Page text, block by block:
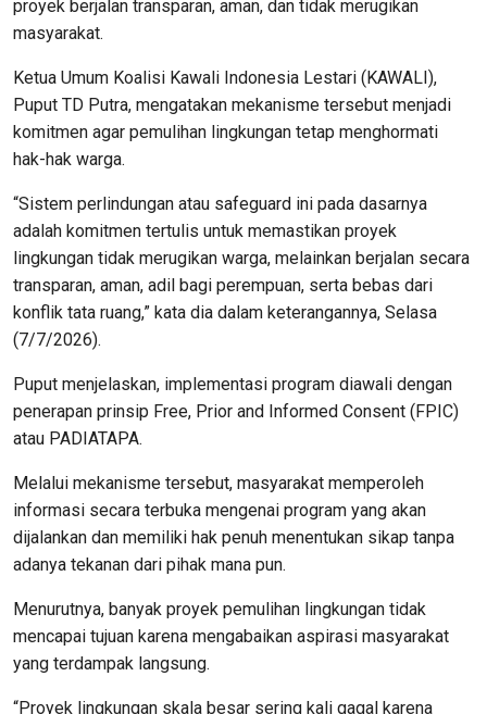
proyek berjalan transparan, aman, dan tidak merugikan
masyarakat.
Ketua Umum Koalisi Kawali Indonesia Lestari (KAWALI),
Puput TD Putra, mengatakan mekanisme tersebut menjadi
komitmen agar pemulihan lingkungan tetap menghormati
hak-hak warga.
“Sistem perlindungan atau safeguard ini pada dasarnya
adalah komitmen tertulis untuk memastikan proyek
lingkungan tidak merugikan warga, melainkan berjalan secara
transparan, aman, adil bagi perempuan, serta bebas dari
konflik tata ruang,” kata dia dalam keterangannya, Selasa
(7/7/2026).
Puput menjelaskan, implementasi program diawali dengan
penerapan prinsip Free, Prior and Informed Consent (FPIC)
atau PADIATAPA.
Melalui mekanisme tersebut, masyarakat memperoleh
informasi secara terbuka mengenai program yang akan
dijalankan dan memiliki hak penuh menentukan sikap tanpa
adanya tekanan dari pihak mana pun.
Menurutnya, banyak proyek pemulihan lingkungan tidak
mencapai tujuan karena mengabaikan aspirasi masyarakat
yang terdampak langsung.
“Proyek lingkungan skala besar sering kali gagal karena